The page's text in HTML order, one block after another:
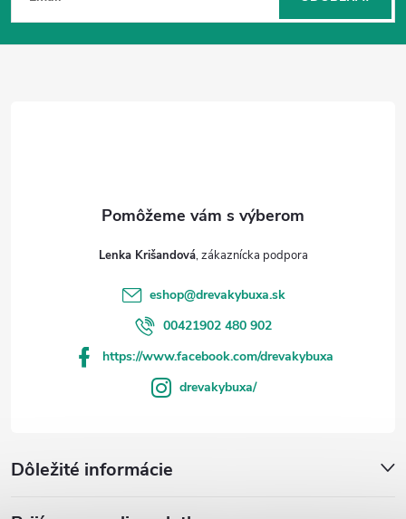
p
ä
Lenka Krišandová
eshop@drevakybuxa.sk
00421902 480 902
https://www.facebook.com/drevakybuxa
drevakybuxa/
Dôležité informácie